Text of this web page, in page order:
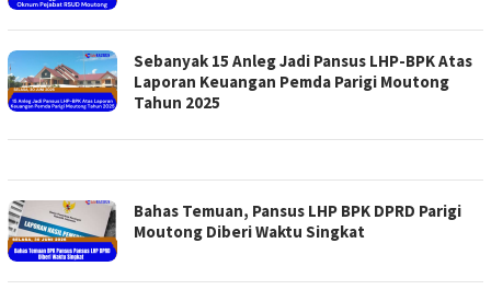
Sebanyak 15 Anleg Jadi Pansus LHP-BPK Atas
Laporan Keuangan Pemda Parigi Moutong
Tahun 2025
Bahas Temuan, Pansus LHP BPK DPRD Parigi
Moutong Diberi Waktu Singkat